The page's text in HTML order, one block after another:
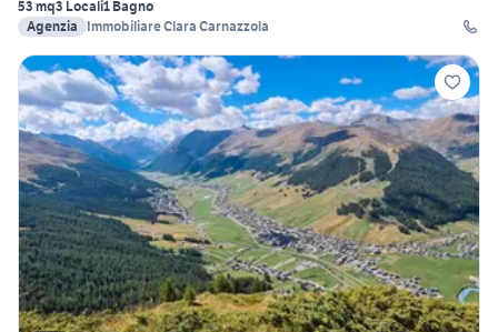
53 mq3 Locali1 Bagno
Agenzia
Immobiliare Clara Carnazzola